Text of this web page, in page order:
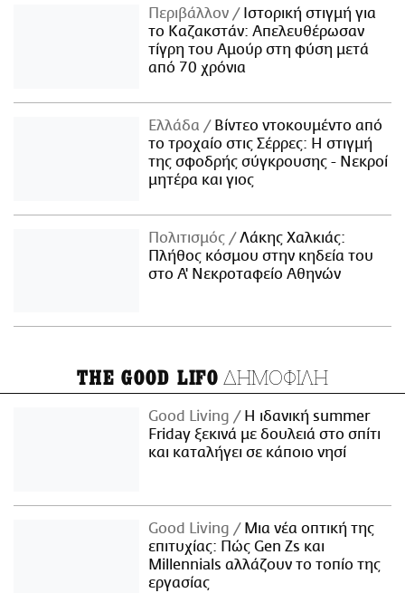
Περιβάλλον
Ιστορική στιγμή για
το Καζακστάν: Απελευθέρωσαν
τίγρη του Αμούρ στη φύση μετά
από 70 χρόνια
Ελλάδα
Βίντεο ντοκουμέντο από
το τροχαίο στις Σέρρες: Η στιγμή
της σφοδρής σύγκρουσης - Νεκροί
μητέρα και γιος
Πολιτισμός
Λάκης Χαλκιάς:
Πλήθος κόσμου στην κηδεία του
στο Α' Νεκροταφείο Αθηνών
THE GOOD LIFO ΔΗΜΟΦΙΛΗ
Good Living
Η ιδανική summer
Friday ξεκινά με δουλειά στο σπίτι
και καταλήγει σε κάποιο νησί
Good Living
Μια νέα οπτική της
επιτυχίας: Πώς Gen Zs και
Millennials αλλάζουν το τοπίο της
εργασίας